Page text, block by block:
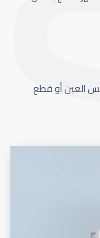
العين أو قطع